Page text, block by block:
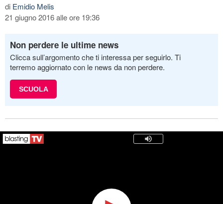
di Emidio Melis
21 giugno 2016 alle ore 19:36
Non perdere le ultime news
Clicca sull’argomento che ti interessa per seguirlo. Ti
terremo aggiornato con le news da non perdere.
SCUOLA